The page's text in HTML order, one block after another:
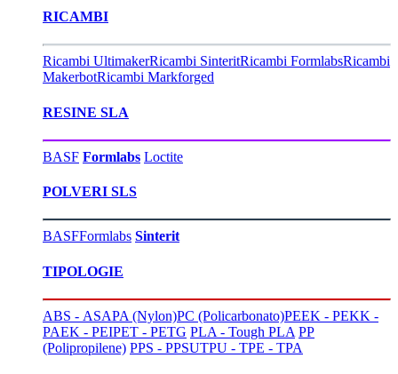
RICAMBI
Ricambi UltimakerRicambi SinteritRicambi FormlabsRicambi
MakerbotRicambi Markforged
RESINE SLA
BASF Formlabs Loctite
POLVERI SLS
BASFFormlabs Sinterit
TIPOLOGIE
ABS - ASAPA (Nylon)PC (Policarbonato)PEEK - PEKK -
PAEK - PEIPET - PETG PLA - Tough PLA PP
(Polipropilene) PPS - PPSUTPU - TPE - TPA